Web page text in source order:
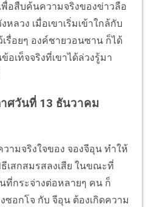
พื่อสืบค้นความจริงของข่าวลือ
ลวง เมื่อเขาเริ่มเข้าใกล้กับ
รื่อยๆ องค์ชายวอนซาน ก็ได้
อเท็จจริงที่เขาได้ล่วงรู้มา
ศวันที่ 13 ธันวาคม
ามจริงใจของ จองจีอุน ทำให้
เสกสมรสลงเสีย ในขณะที่
นที่กระจ่างต่อหลายๆ คน ก็
ซอกโจ กับ จีอุน ต้องเกิดความ